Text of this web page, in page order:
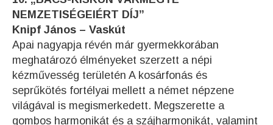
NEMZETISÉGEIÉRT DÍJ”
Knipf János – Vaskút
Apai nagyapja révén már gyermekkorában
meghatározó élményeket szerzett a népi
kézművesség területén A kosárfonás és
seprűkötés fortélyai mellett a német népzene
világával is megismerkedett. Megszerette a
gombos harmonikát és a szájharmonikát, valamint